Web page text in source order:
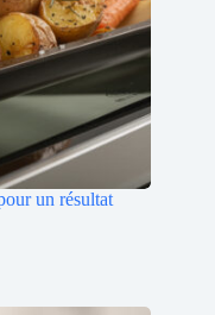
un résultat